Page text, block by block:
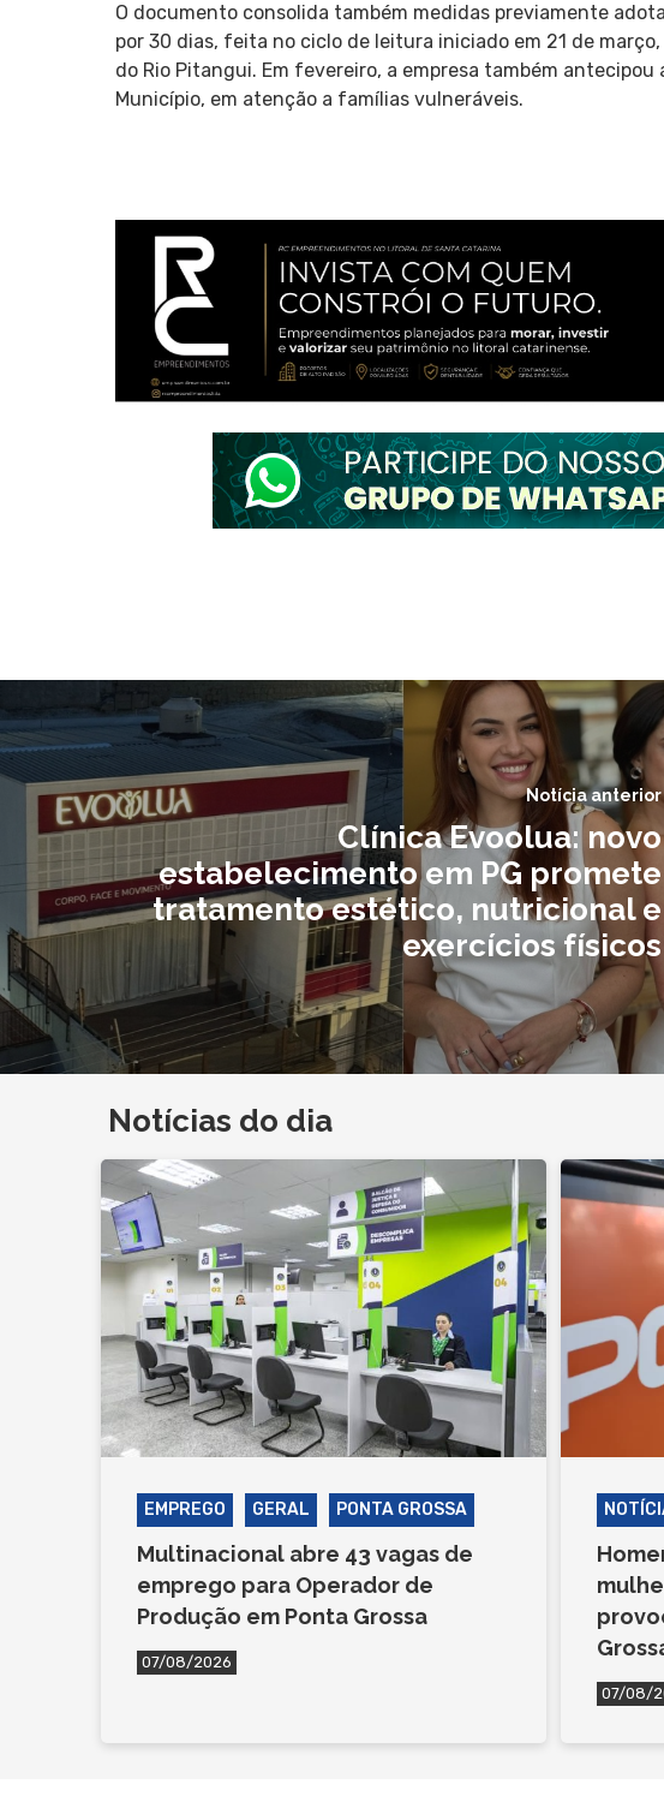
O documento consolida também medidas previamente
por 30 dias, feita no ciclo de leitura iniciado em 21 de
do Rio Pitangui. Em fevereiro, a empresa também antecipou
Município, em atenção a famílias vulneráveis.
Notícia anterior
Clínica Evoolua: novo
estabelecimento em PG promete
tratamento estético, nutricional e
exercícios físicos
Notícias do dia
EMPREGO GERAL PONTA GROSSA
Multinacional abre 43 vagas de
emprego para Operador de
Produção em Ponta Grossa
07/08/2026
07/08/